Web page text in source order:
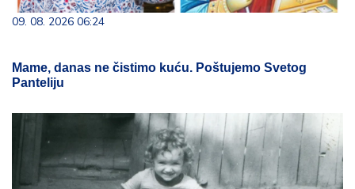
09. 08. 2026 06:24
Mame, danas ne čistimo kuću. Poštujemo Svetog
Panteliju